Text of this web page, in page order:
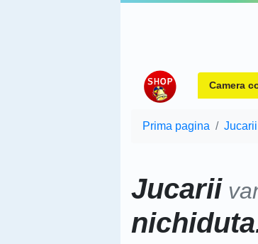
Camera
Prima pagina Jucarii
Jucarii